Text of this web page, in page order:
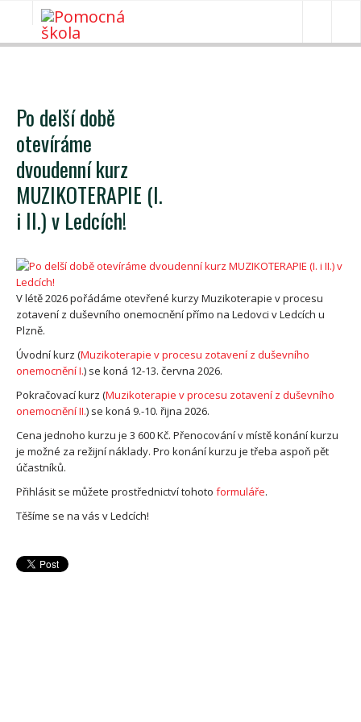
CO TO JE?
AKTUALITY
AKREDITOVANÉ KURZY
PRO ŠKOLY
STÁŽE
ODKAZY
KONTAKT
Po delší době
otevíráme
dvoudenní kurz
MUZIKOTERAPIE (I.
i II.) v Ledcích!
V létě 2026 pořádáme otevřené kurzy Muzikoterapie v procesu
zotavení z duševního onemocnění přímo na Ledovci v Ledcích u
Plzně.
Úvodní kurz (Muzikoterapie v procesu zotavení z duševního
onemocnění I.) se koná 12-13. června 2026.
Pokračovací kurz (Muzikoterapie v procesu zotavení z duševního
onemocnění II.) se koná 9.-10. řijna 2026.
Cena jednoho kurzu je 3 600 Kč. Přenocování v místě konání kurzu
je možné za režijní náklady. Pro konání kurzu je třeba aspoň pět
účastníků.
Přihlásit se můžete prostřednictví tohoto formuláře.
Těšíme se na vás v Ledcích!